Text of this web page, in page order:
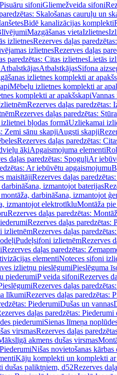
sifoniGliemežveida sifoni
Skalošanas cauruļu un
Bidē kanalizācijas komplekti
Mazgāšanas vietaIzlietnes
izlietnesRezerves daļas
izlietnesRezerves daļas
paredzētas: Citas izlietnesLietās
AtbalstkājasSifona
izlietnes komplekti ar
Mēbeļu izlietnes komplekti ar
komplekti ar apakšskapiVannas
Rezerves daļas paredzētas:
Rezerves daļas paredzētas:
bļodas formāUzliekamai
Zemi sānu skapjiAugsti skapji
Rezerves daļas paredzētas:
āķiApgaismojuma elementi
daļas paredzētas: SpoguļiAr
Ar iebūvētu apgaismojumu
maisītājiRezerves daļas
izmantojot baterijas
darbināšana, izmantojot
izmantojot elektrotīkluMontāža
Rezerves daļas paredzētas:
Rezerves daļas paredzētas:
izlietnēmRezerves daļas
Pudeļsifoni izlietnēmRezerves
Rezerves daļas paredzētas:
elementiNoteces sifoni
izlietņu pieslēgumiPieslēguma
piederumiP veida sifoniRezerves
Rezerves daļas
līkumiRezerves daļas paredzētas:
PiederumiDušas un vannas
daļas paredzētas: Piederumi
piederumiSienas līmeņa
virsmasRezerves daļas
akmens dušas virsmas
PiederumiNišas novietošanas kārbas
Kāju komplekti un komplekti ar
dušas paliktņiem, d52Rezerves